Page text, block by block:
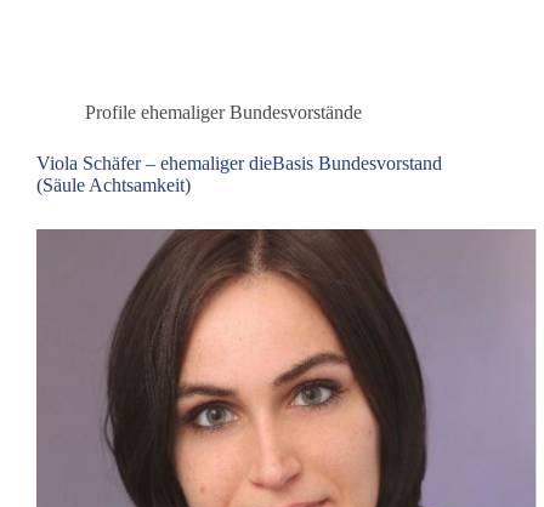
Profile ehemaliger Bundesvorstände
Viola Schäfer – ehemaliger dieBasis Bundesvorstand
(Säule Achtsamkeit)